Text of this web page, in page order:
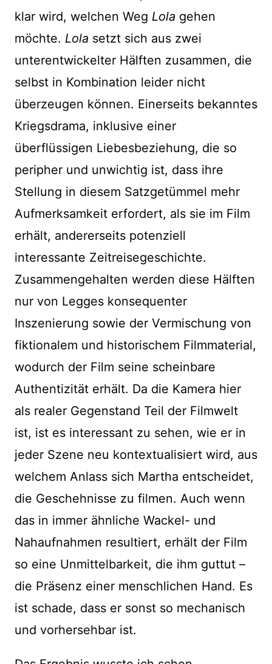
klar wird, welchen Weg Lola gehen
möchte. Lola setzt sich aus zwei
unterentwickelter Hälften zusammen, die
selbst in Kombination leider nicht
überzeugen können. Einerseits bekanntes
Kriegsdrama, inklusive einer
überflüssigen Liebesbeziehung, die so
peripher und unwichtig ist, dass ihre
Stellung in diesem Satzgetümmel mehr
Aufmerksamkeit erfordert, als sie im Film
erhält, andererseits potenziell
interessante Zeitreisegeschichte.
Zusammengehalten werden diese Hälften
nur von Legges konsequenter
Inszenierung sowie der Vermischung von
fiktionalem und historischem Filmmaterial,
wodurch der Film seine scheinbare
Authentizität erhält. Da die Kamera hier
als realer Gegenstand Teil der Filmwelt
ist, ist es interessant zu sehen, wie er in
jeder Szene neu kontextualisiert wird, aus
welchem Anlass sich Martha entscheidet,
die Geschehnisse zu filmen. Auch wenn
das in immer ähnliche Wackel- und
Nahaufnahmen resultiert, erhält der Film
so eine Unmittelbarkeit, die ihm guttut –
die Präsenz einer menschlichen Hand. Es
ist schade, dass er sonst so mechanisch
und vorhersehbar ist.